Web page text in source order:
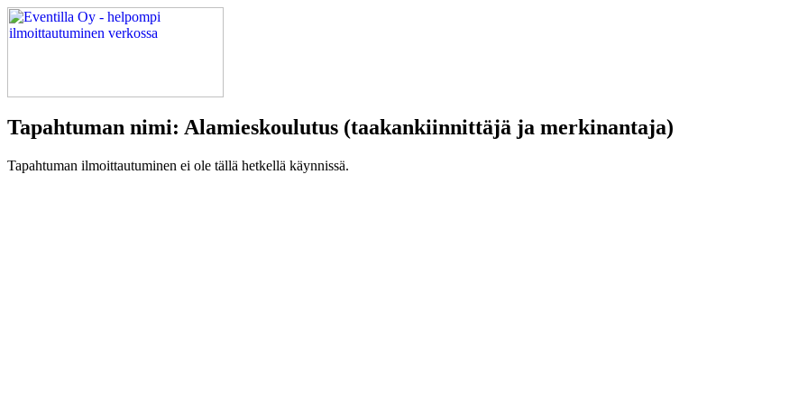
Tapahtuman nimi: Alamieskoulutus (taakankiinnittäjä ja merkinantaja)
Tapahtuman ilmoittautuminen ei ole tällä hetkellä käynnissä.